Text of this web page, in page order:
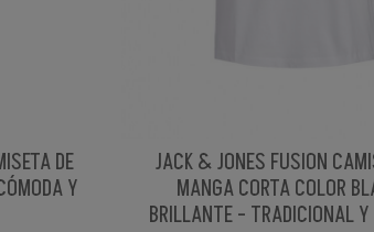
DE
Y
JACK & JONES FUSION
MANGA CORTA COLOR
BRILLANTE - TRADICIONAL Y